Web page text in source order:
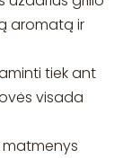
aromatą ir
tiek ant
visada